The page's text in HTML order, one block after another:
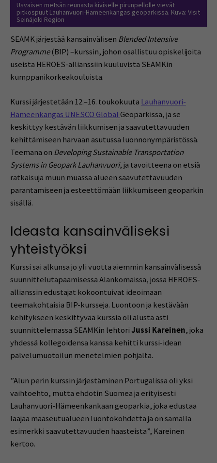
Usvaisen metsän reunasta kiviselle pirunpellolle vievät
pitkospuut Lauhanvuori-Hämeenkangas geoparkissa. Kuva: Visit
Seinäjoki Region
SEAMKjärjestää kansainvälisen BlendedIntensive
Programme(BIP) –kurssin,johonosallistuuopiskelijoita
useista HEROES-allianssiin kuuluvista SEAMKin
kumppanikorkeakouluista.
Kurssijärjestetään 12.–16. toukokuuta Lauhanvuori-
Hämeenkangas UNESCO GlobalGeoparkissa,jase
keskittyykestävän liikkumisenjasaavutettavuuden
kehittämiseen harvaanasutussa luonnonympäristössä.
Teemanaon DevelopingSustainable Transportation
SystemsinGeoparkLauhanvuori,ja tavoitteenaonetsiä
ratkaisuja muun muassaalueensaavutettavuuden
parantamiseenjaesteettömään liikkumiseengeoparkin
sisällä.
Ideasta kansainväliseksi
yhteistyöksi
Kurssisaialkunsajoylivuottaaiemmin kansainvälisessä
suunnittelutapaamisessaAlankomaissa,jossa HEROES-
allianssinedustajat kokoontuivat ideoimaan
teemakohtaisia BIP-kursseja. Luontoonja kestävään
kehitykseen keskittyvää kurssiaolialustaasti
suunnittelemassa SEAMKin lehtori Jussi Kareinen,joka
yhdessä kollegoidensa kanssa kehitti kurssi-idean
palvelumuotoilun menetelmien pohjalta.
”Alun perin kurssinjärjestäminen Portugalissaoliyksi
vaihtoehto, muttaehdotin Suomeajaerityisesti
Lauhanvuori-Hämeenkankaangeoparkia,jokaedustaa
laajaa maaseutualueen luontokohdettajaonsamalla
esimerkkisaavutettavuuden haasteista”, Kareinen
kertoo.